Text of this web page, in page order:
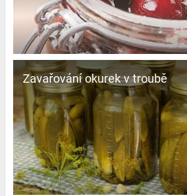
Zavařování okurek v troubě